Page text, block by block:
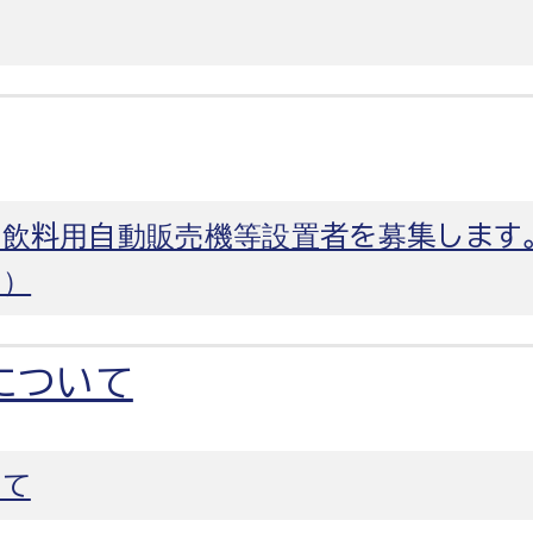
料用自動販売機等設置者を募集しま
ついて